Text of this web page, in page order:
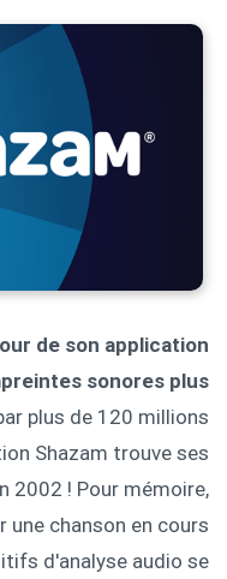
de son application
sonores plus
plus de 120 millions
Shazam trouve ses
2002 ! Pour mémoire,
chanson en cours
d'analyse audio se